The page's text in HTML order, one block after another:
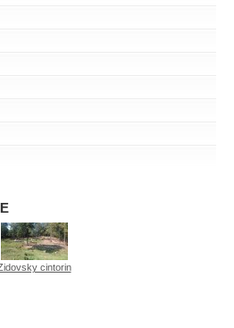
cintorin